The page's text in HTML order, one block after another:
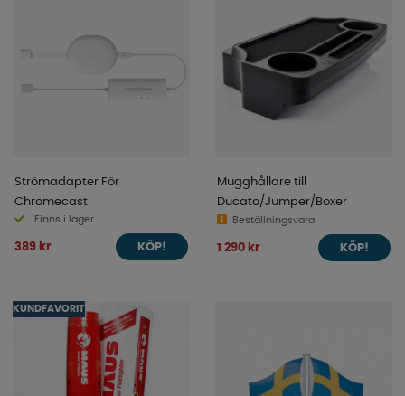
Strömadapter För
Chromecast
Finns i lager
389 kr KÖP!
Mugghållare till
Ducato/Jumper/Boxer
Beställningsvara
1 290 kr KÖP!
KUNDFAVORIT